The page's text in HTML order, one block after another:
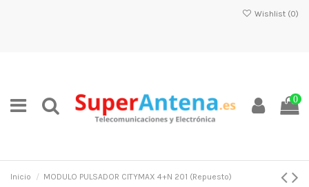
Wishlist (0)
0
Inicio MODULO PULSADOR CITYMAX 4+N 201 (Repuesto)